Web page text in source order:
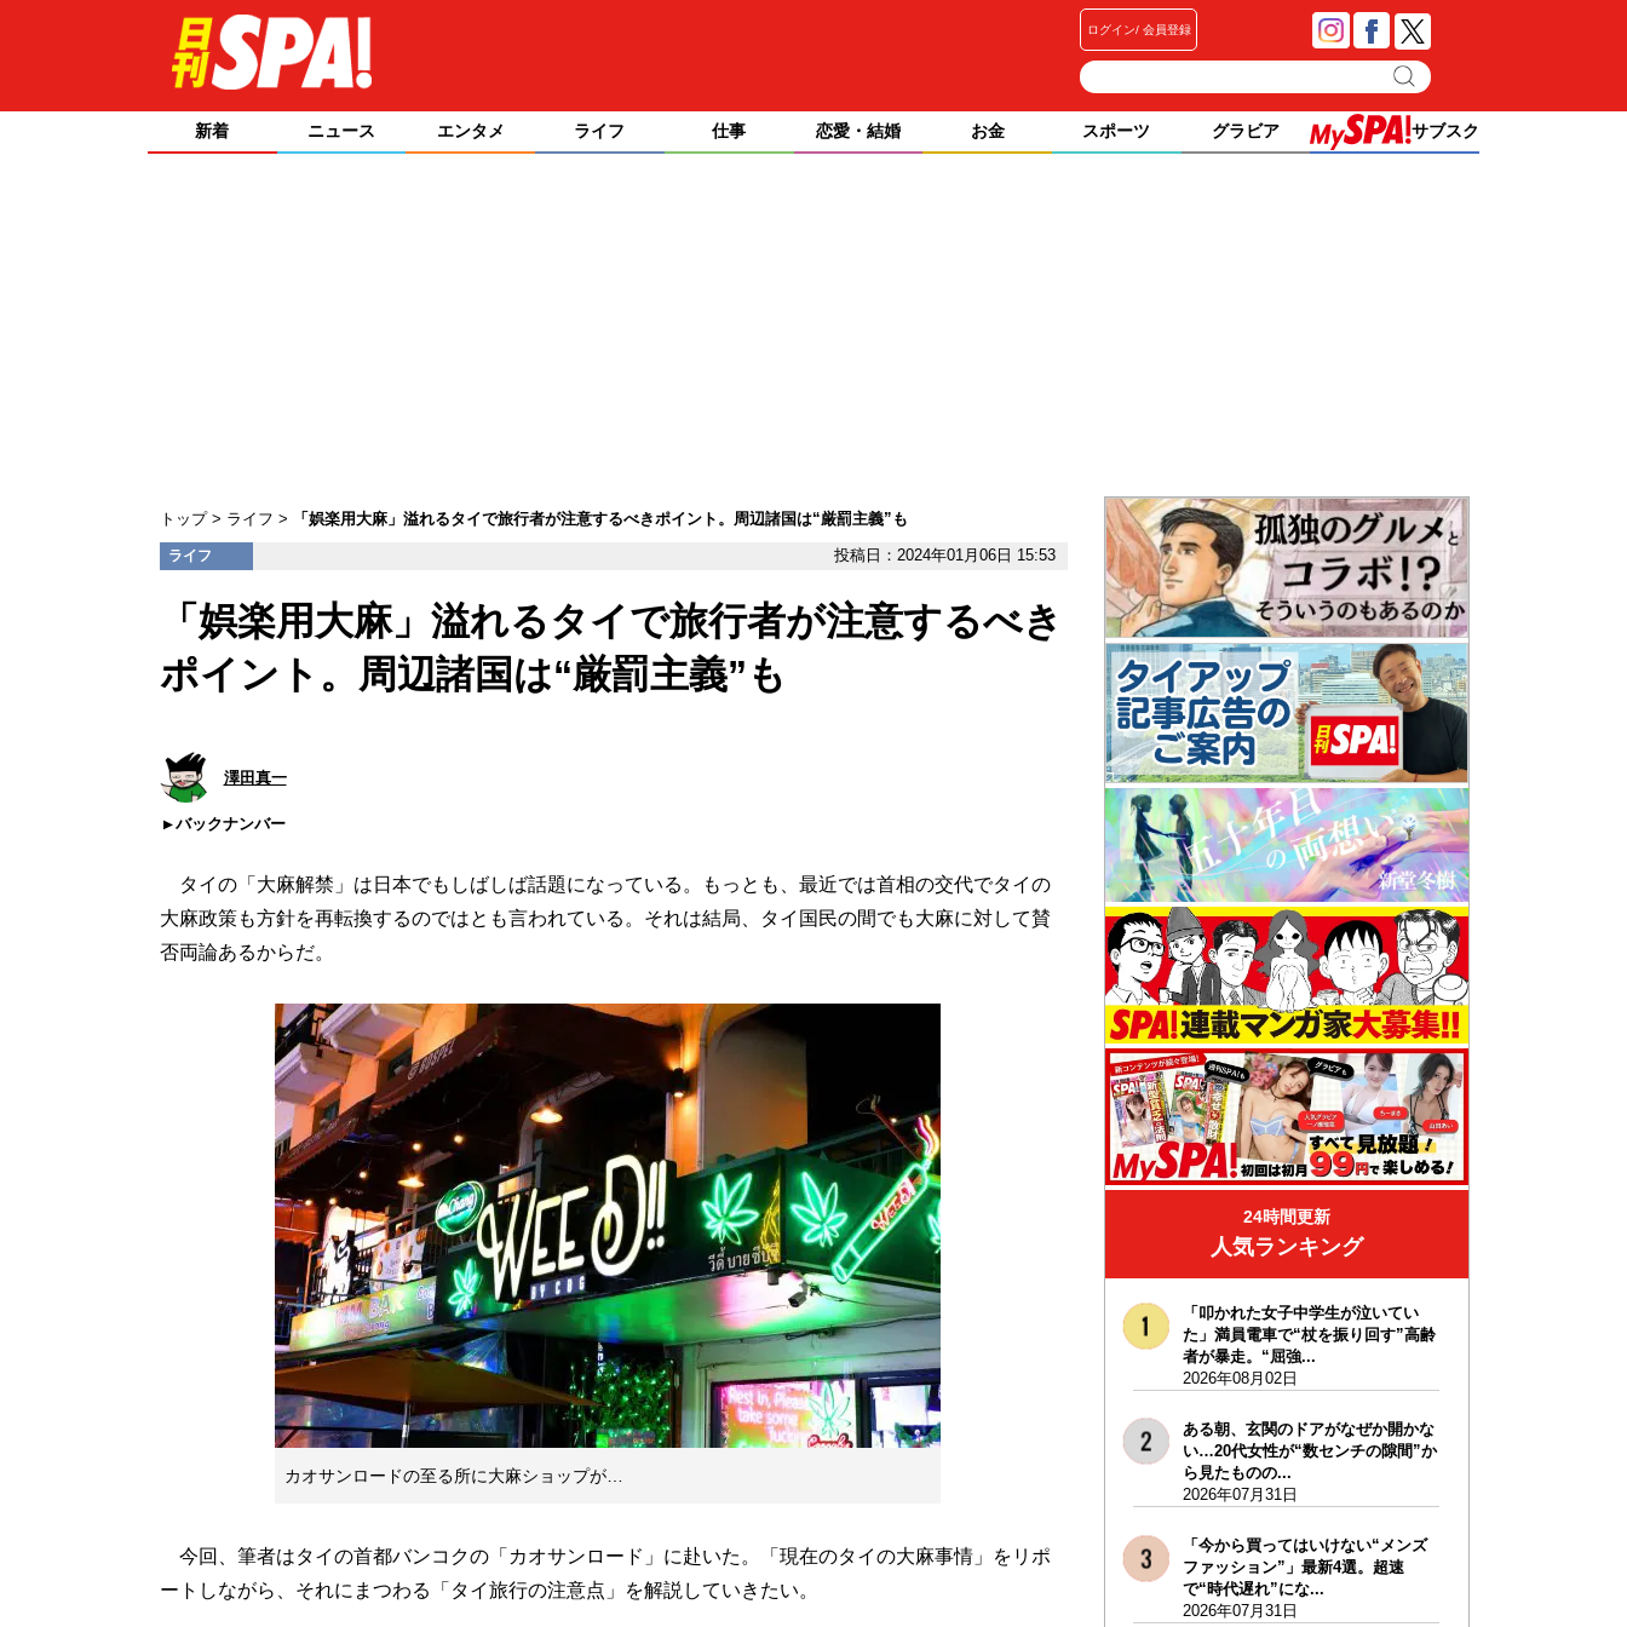
ログイン 会員登録
新着 ニュース エンタメ ライフ 仕事 恋愛・結婚 お金 スポーツ グラビア サブスク
トップ ライフ 「娯楽用大麻」溢れるタイで旅行者が注意するべきポイント。周辺諸国は“厳罰主義”も
ライフ 投稿日：2024年01月06日 15:53
「娯楽用大麻」溢れるタイで旅行者が注意するべき
ポイント。周辺諸国は“厳罰主義”も
澤田真一
バックナンバー
タイの「大麻解禁」は日本でもしばしば話題になっている。もっとも、最近では首相の交代でタイの
大麻政策も方針を再転換するのではとも言われている。それは結局、タイ国民の間でも大麻に対して賛
否両論あるからだ。
カオサンロードの至る所に大麻ショップが…
今回、筆者はタイの首都バンコクの「カオサンロード」に赴いた。「現在のタイの大麻事情」をリポ
ートしながら、それにまつわる「タイ旅行の注意点」を解説していきたい。
24時間更新
人気ランキング
「叩かれた女子中学生が泣いてい
た」満員電車で“杖を振り回す”高齢
者が暴走。“屈強...
2026年08月02日
ある朝、玄関のドアがなぜか開かな
い…20代女性が“数センチの隙間”か
ら見たものの...
2026年07月31日
「今から買ってはいけない“メンズ
ファッション”」最新4選。超速
で“時代遅れ”にな...
2026年07月31日